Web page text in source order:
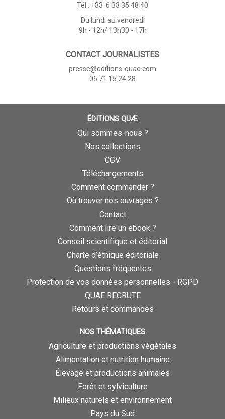
Tél : +33 6 33 35 48 40
Du lundi au vendredi
9h - 12h/ 13h30 - 17h
CONTACT JOURNALISTES
presse@editions-quae.com
06 71 15 24 28
ÉDITIONS QUÆ
Qui sommes-nous ?
Nos collections
CGV
Téléchargements
Comment commander ?
Où trouver nos ouvrages ?
Contact
Comment lire un ebook ?
Conseil scientifique et éditorial
Charte d’éthique éditoriale
Questions fréquentes
Protection de vos données personnelles - RGPD
QUAE RECRUTE
Retours et commandes
NOS THÉMATIQUES
Agriculture et productions végétales
Alimentation et nutrition humaine
Élevage et productions animales
Forêt et sylviculture
Milieux naturels et environnement
Pays du Sud